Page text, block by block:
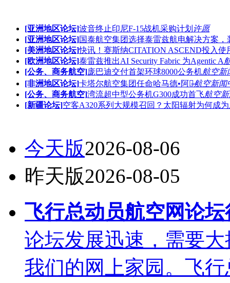
[亚洲地区论坛]波音终止印尼F-15战机采购计划 许愿
[亚洲地区论坛]国泰航空集团选择泰雷兹航电解决方案，
[美洲地区论坛]快讯！赛斯纳CITATION ASCEND投入使
[欧洲地区论坛]泰雷兹推出AI Security Fabric 为Agentic A
[公务、商务航空]庞巴迪交付首架环球8000公务机航空新
[非洲地区论坛]卡塔尔航空集团任命哈马德•阿里̶航空新闻
[公务、商务航空]湾流超中型公务机G300成功首飞航空
[新疆论坛]空客A320系列大规模召回？太阳辐射为何成为
今天版2026-08-06
昨天版2026-08-05
飞行总动员航空网论
论坛发展迅速，需要
我们的网上家园。飞